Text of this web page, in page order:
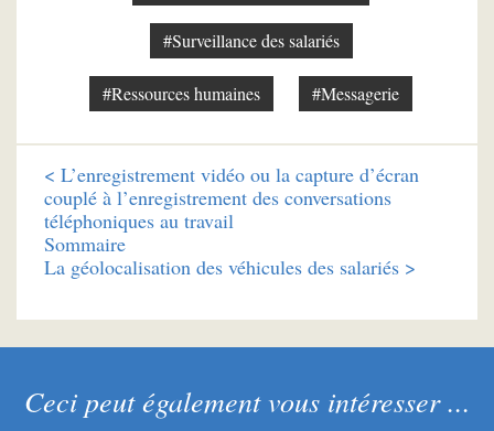
#Surveillance des salariés
#Ressources humaines #Messagerie
< L’enregistrement vidéo ou la capture d’écran
couplé à l’enregistrement des conversations
téléphoniques au travail
Sommaire
La géolocalisation des véhicules des salariés >
Ceci peut également vous intéresser ...